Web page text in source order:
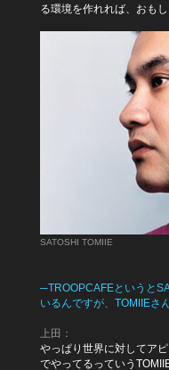
る環境を作れれば、おも
SATOSHI TOMIIE
─TROOPCAFEというと
いるんですが、TOMIIEさ
上田：
やっぱり世界に対してア
でやってるっていう